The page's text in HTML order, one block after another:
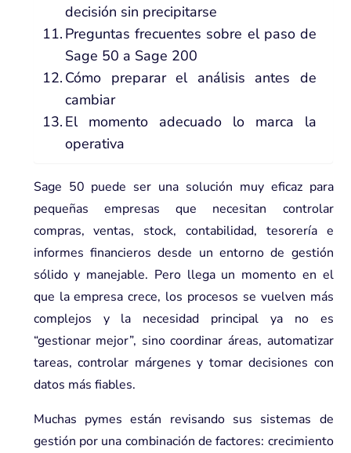
decisión sin precipitarse
Preguntas frecuentes sobre el paso de
Sage 50 a Sage 200
Cómo preparar el análisis antes de
cambiar
El momento adecuado lo marca la
operativa
Sage 50 puede ser una solución muy eficaz para
pequeñas empresas que necesitan controlar
compras, ventas, stock, contabilidad, tesorería e
informes financieros desde un entorno de gestión
sólido y manejable. Pero llega un momento en el
que la empresa crece, los procesos se vuelven más
complejos y la necesidad principal ya no es
“gestionar mejor”, sino coordinar áreas, automatizar
tareas, controlar márgenes y tomar decisiones con
datos más fiables.
Muchas pymes están revisando sus sistemas de
gestión por una combinación de factores: crecimiento